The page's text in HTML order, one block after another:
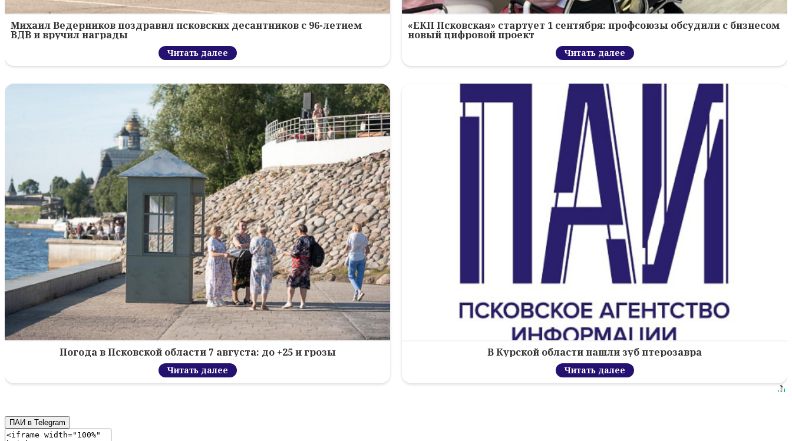
Михаил Ведерников поздравил псковских десантников с 96-летием
ВДВ и вручил награды
Читать далее
«ЕКП Псковская» стартует 1 сентября: профсоюзы обсудили с бизнесом
новый цифровой проект
Читать далее
Погода в Псковской области 7 августа: до +25 и грозы
Читать далее
В Курской области нашли зуб птерозавра
Читать далее
ПАИ в Telegram